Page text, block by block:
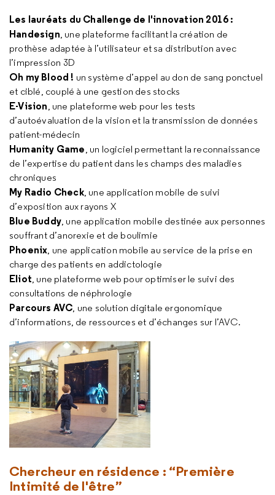
Les lauréats du Challenge de l'innovation 2016 :
Handesign, une plateforme facilitant la création de
prothèse adaptée à l’utilisateur et sa distribution avec
l’impression 3D
Oh my Blood ! un système d’appel au don de sang ponctuel
et ciblé, couplé à une gestion des stocks
E-Vision, une plateforme web pour les tests
d’autoévaluation de la vision et la transmission de données
patient-médecin
Humanity Game, un logiciel permettant la reconnaissance
de l’expertise du patient dans les champs des maladies
chroniques
My Radio Check, une application mobile de suivi
d’exposition aux rayons X
Blue Buddy, une application mobile destinée aux personnes
souffrant d’anorexie et de boulimie
Phoenix, une application mobile au service de la prise en
charge des patients en addictologie
Eliot, une plateforme web pour optimiser le suivi des
consultations de néphrologie
Parcours AVC, une solution digitale ergonomique
d’informations, de ressources et d’échanges sur l’AVC.
Chercheur en résidence : “Première
Intimité de l'être”